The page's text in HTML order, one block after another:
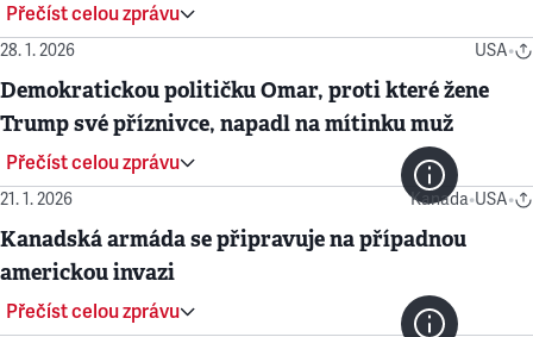
Přečíst celou zprávu
28. 1. 2026 USA•
Demokratickou političku Omar, proti které žene
Trump své příznivce, napadl na mítinku muž
Přečíst celou zprávu
21. 1. 2026 Kanada•USA•
Kanadská armáda se připravuje na případnou
americkou invazi
Přečíst celou zprávu